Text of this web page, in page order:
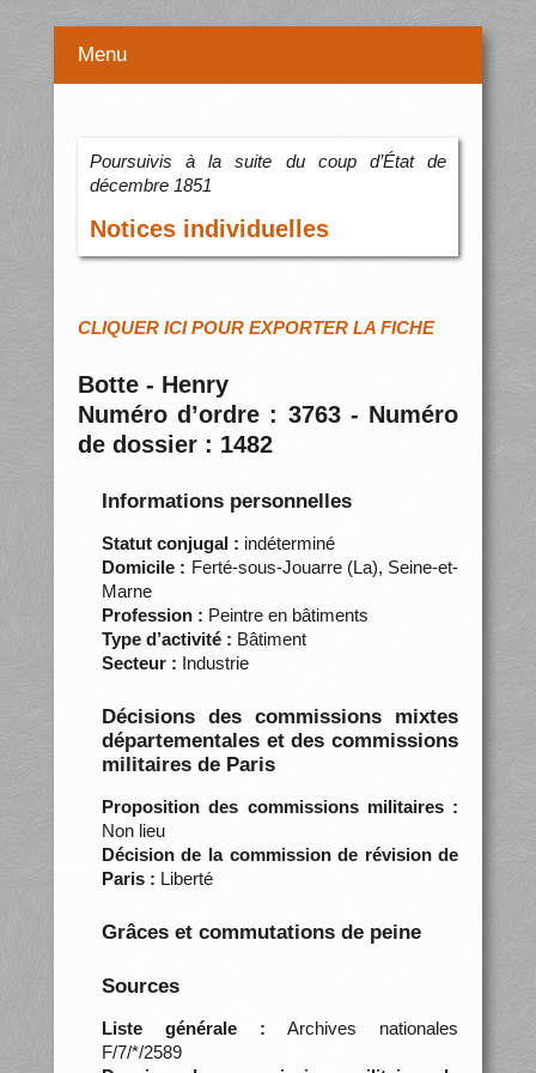
Menu
Poursuivis à la suite du coup d’État de
décembre 1851
Notices individuelles
CLIQUER ICI POUR EXPORTER LA FICHE
Botte - Henry
Numéro d’ordre : 3763 - Numéro
de dossier : 1482
Informations personnelles
Statut conjugal : indéterminé
Domicile : Ferté-sous-Jouarre (La), Seine-et-
Marne
Profession : Peintre en bâtiments
Type d’activité : Bâtiment
Secteur : Industrie
Décisions des commissions mixtes
départementales et des commissions
militaires de Paris
Proposition des commissions militaires :
Non lieu
Décision de la commission de révision de
Paris : Liberté
Grâces et commutations de peine
Sources
Liste générale : Archives nationales
F/7/*/2589